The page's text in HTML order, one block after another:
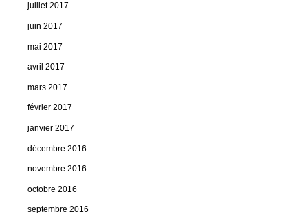
juillet 2017
juin 2017
mai 2017
avril 2017
mars 2017
février 2017
janvier 2017
décembre 2016
novembre 2016
octobre 2016
septembre 2016